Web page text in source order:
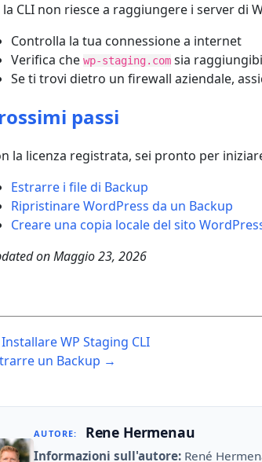
la CLI non riesce a raggiungere i server di
Controlla la tua connessione a internet
Verifica chewp-staging.com sia
Se ti trovi dietro un firewall aziendale,
passi
la licenza registrata, sei pronto per
Estrarre i file di Backup
Ripristinare WordPress da un Backup
Creare una copia locale del sito
onMaggio 23, 2026
Post
WP Staging CLI
un Backup →
AUTORE: Rene Hermenau
Informazioni sull'autore: René